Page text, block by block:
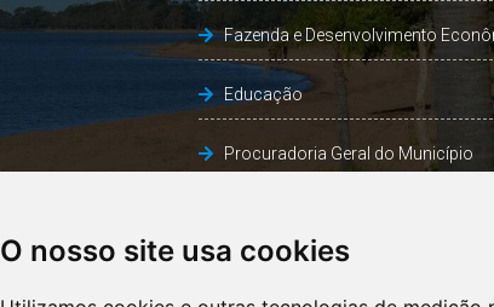
O nosso site usa cookies
Fazenda e Desenvolvimento
Educação
Procuradoria Geral do Município